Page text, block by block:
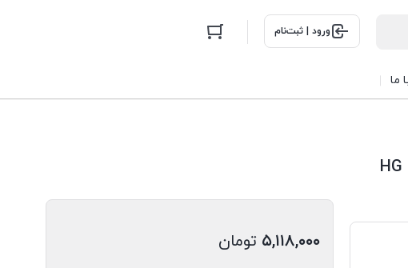
ورود | ثبت‌نام
ما
۵,۱۱۸,۰۰۰ تومان